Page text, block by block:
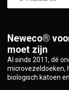
Neweco®
moet zijn
Al sinds 2011, dé
microvezeldoeken,
biologisch katoen